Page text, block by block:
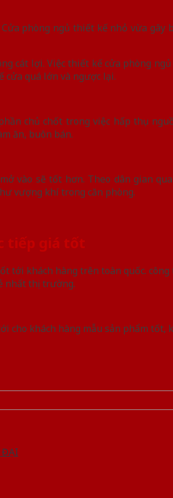
phòng ngủ thiết kế nhỏ vừa gây
cát lợi. Việc thiết kế cửa phòng
cửa quá lớn và ngược lại.
chủ chốt trong việc hấp thụ
ăn, buôn bán.
vào sẽ tốt hơn. Theo dân gian
vượng khí trong căn phòng.
tiếp giá tốt
tới khách hàng trên toàn quốc. công
nhất thị trường.
cho khách hàng mẫu sản phẩm tốt,
ĐẠI